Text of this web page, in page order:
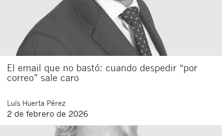
El email que no bastó: cuando despedir “por
correo” sale caro
Luís Huerta Pérez
2 de febrero de 2026